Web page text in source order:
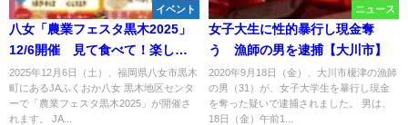
イベント
八女「農業フェスタ黒木2025」
12/6開催 見て食べて！楽しさ
いっぱいのイベント
2025年12月6日（土）、福岡県八女市黒木
町にあるJAふくおか八女 黒木地区センタ
ーで「農業フェスタ黒木2025」が開催さ
れます。 JA...
ニュース
女子大生に性的暴行し現金奪
う 漁師の男を逮捕【大川市】
2020年9月18日（金）、大川市榎津の漁師
の男（31）が、女子大学生を暴行し現金
を奪った疑いで逮捕されました。 男は、
18日（金）午前1...